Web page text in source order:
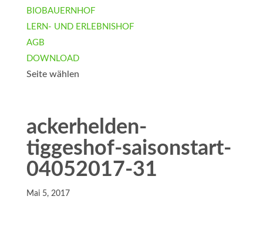
BIOBAUERNHOF
LERN- UND ERLEBNISHOF
AGB
DOWNLOAD
Seite wählen
ackerhelden-
tiggeshof-saisonstart-
04052017-31
Mai 5, 2017